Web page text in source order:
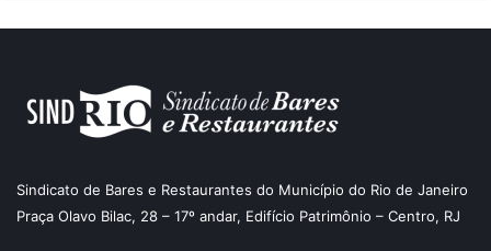
Sindicato de Bares e Restaurantes do Município do Rio de Janeiro
Praça Olavo Bilac, 28 – 17º andar, Edifício Patrimônio – Centro, RJ